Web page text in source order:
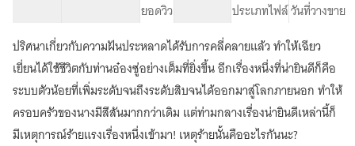
ทำไม?
เล่ม
5
สวน
พวก
เจ้า
จะ
ยุ่ง
ทำไม?
ยอดวิว ประเภทไฟล์วันที่วางขาย
ปริศนาเกี่ยวกับความฝันประหลาดได้รับการคลี่คลายแล้ว ทำให้เฉียว
เยี่ยนได้ใช้ชีวิตกับท่านอ๋องซู่อย่างเต็มที่ยิ่งขึ้น อีกเรื่องหนึ่งที่น่ายินดีก็คือ
ระบบตัวน้อยที่เพิ่มระดับจนถึงระดับสิบจนได้ออกมาสู่โลกภายนอก ทำให้
ครอบครัวของนางมีสีสันมากกว่าเดิม แต่ท่ามกลางเรื่องน่ายินดีเหล่านี้ก็
มีเหตุการณ์ร้ายแรงเรื่องหนึ่งเข้ามา! เหตุร้ายนั้นคืออะไรกันนะ?